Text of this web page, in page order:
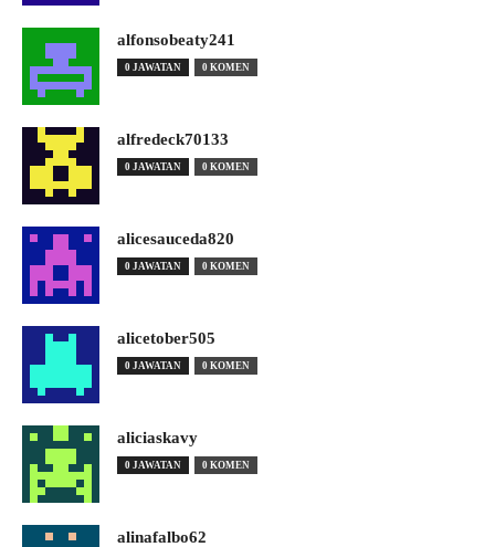
alfonsobeaty241
0 JAWATAN 0 KOMEN
alfredeck70133
0 JAWATAN 0 KOMEN
alicesauceda820
0 JAWATAN 0 KOMEN
alicetober505
0 JAWATAN 0 KOMEN
aliciaskavy
0 JAWATAN 0 KOMEN
alinafalbo62